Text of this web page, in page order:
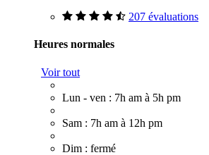
207 évaluations
Heures normales
Voir tout
Lun - ven : 7h am à 5h pm
Sam : 7h am à 12h pm
Dim : fermé